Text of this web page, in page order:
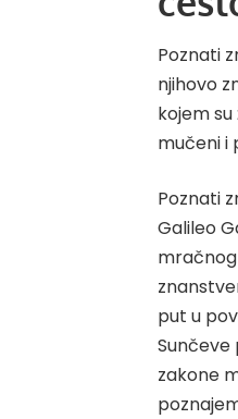
Poznati
njihovo
kojem
mučeni i
Poznati
Galileo
mračnog
put u
Sunčeve
zakone